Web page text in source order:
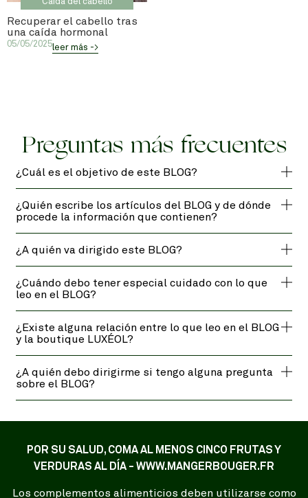
Caída del cabello
Recuperar el cabello tras
una caída hormonal
05/05/2025leer más ->
Preguntas más frecuentes
¿Cuál es el objetivo de este BLOG?
¿Quién escribe los artículos del BLOG y de dónde
procede la información que contienen?
¿A quién va dirigido este BLOG?
¿Cuándo debo tener especial cuidado con lo que
leo en el BLOG?
¿Existe alguna relación entre lo que leo en el BLOG
y la boutique LUXÉOL?
¿A quién debo dirigirme si tengo alguna pregunta
sobre el BLOG?
POR SU SALUD, COMA AL MENOS CINCO FRUTAS Y
VERDURAS AL DÍA - WWW.MANGERBOUGER.FR
Los complementos alimenticios deben utilizarse como